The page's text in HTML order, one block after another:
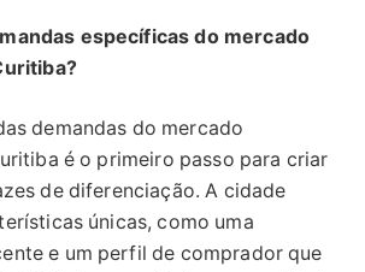
específicas do mercado
demandas do mercado
é o primeiro passo para criar
de diferenciação. A cidade
únicas, como uma
e um perfil de comprador que